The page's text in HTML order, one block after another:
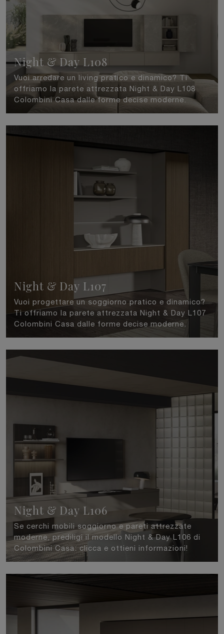
Night & Day L108
Vuoi arredare un living pratico e dinamico? Ti
offriamo la parete attrezzata Night & Day L108
Colombini Casa dalle forme decise moderne.
Night & Day L107
Vuoi progettare un soggiorno pratico e dinamico?
Ti offriamo la parete attrezzata Night & Day L107
Colombini Casa dalle forme decise moderne.
Night & Day L106
Se cerchi mobili soggiorno e pareti attrezzate
moderne, prediligi il modello Night & Day L106 di
Colombini Casa: clicca e ottieni informazioni!